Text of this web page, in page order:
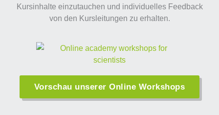
Kursinhalte einzutauchen und individuelles Feedback
von den Kursleitungen zu erhalten.
Vorschau unserer Online Workshops